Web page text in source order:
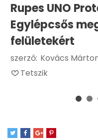
Rupes UNO
Egylépcsős
felületekért
szerző: Kovács
Tetszik